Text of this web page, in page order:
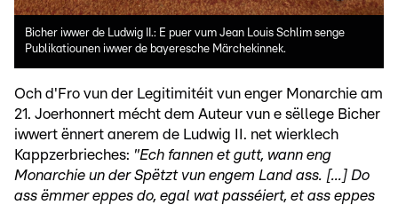
Bicher iwwer de Ludwig II.: E puer vum Jean Louis Schlim senge
Publikatiounen iwwer de bayeresche Märchekinnek.
Och d'Fro vun der Legitimitéit vun enger Monarchie am
21. Joerhonnert mécht dem Auteur vun e sëllege Bicher
iwwert ënnert anerem de Ludwig II. net wierklech
Kappzerbrieches: "Ech fannen et gutt, wann eng
Monarchie un der Spëtzt vun engem Land ass. [...] Do
ass ëmmer eppes do, egal wat passéiert, et ass eppes